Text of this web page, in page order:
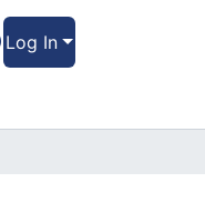
Log In